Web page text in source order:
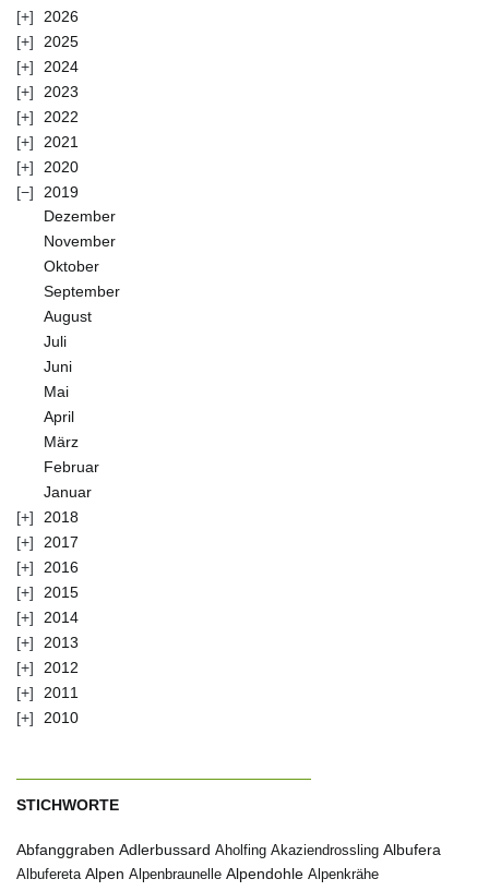
2026
2025
2024
2023
2022
2021
2020
2019
Dezember
November
Oktober
September
August
Juli
Juni
Mai
April
März
Februar
Januar
2018
2017
2016
2015
2014
2013
2012
2011
2010
STICHWORTE
Abfanggraben Adlerbussard Aholfing Akaziendrossling Albufera
Albufereta Alpen Alpenbraunelle Alpendohle Alpenkrähe